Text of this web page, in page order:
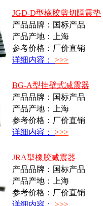
JGD-D型橡胶剪切隔震垫
产品品牌：国标产品
产品产地：上海
参考价格：厂价直销
详细内容： >>>
BG-A型挂壁式减震器
产品品牌：国标产品
产品产地：上海
参考价格：厂价直销
详细内容： >>>
JRA型橡胶减震器
产品品牌：国标产品
产品产地：上海
参考价格：厂价直销